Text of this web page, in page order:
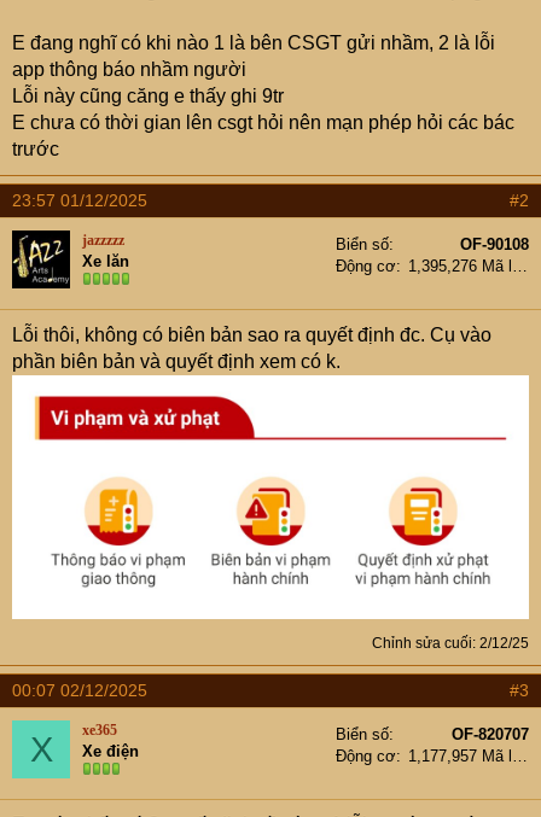
E đang nghĩ có khi nào 1 là bên CSGT gửi nhầm, 2 là lỗi
app thông báo nhầm người
Lỗi này cũng căng e thấy ghi 9tr
E chưa có thời gian lên csgt hỏi nên mạn phép hỏi các bác
trước
23:57 01/12/2025 #2
jazzzzz
Xe lăn
Biển số
OF-90108
Động cơ
1,395,276 Mã lực
Lỗi thôi, không có biên bản sao ra quyết định đc. Cụ vào
phần biên bản và quyết định xem có k.
Chỉnh sửa cuối: 2/12/25
00:07 02/12/2025 #3
X xe365
Xe điện
Biển số
OF-820707
Động cơ
1,177,957 Mã lực